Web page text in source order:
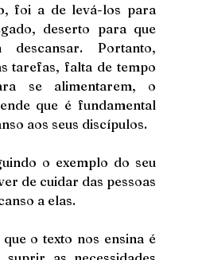
foi a de levá-los para
deserto para que
descansar. Portanto,
tarefas, falta de tempo
se alimentarem, o
que é fundamental
aos seus discípulos.
o exemplo do seu
de cuidar das pessoas
a elas.
o texto nos ensina é